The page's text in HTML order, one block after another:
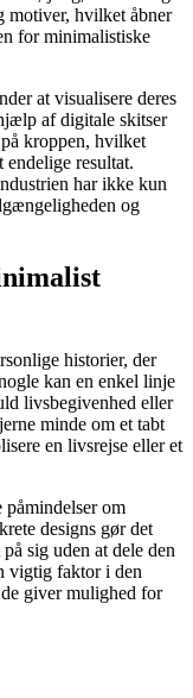
motiver, hvilket åbner
for minimalistiske
at visualisere deres
af digitale skitser
kroppen, hvilket
resultat.
har ikke kun
og
historier, der
kan en enkel linje
livsbegivenhed eller
minde om et tabt
en livsrejse eller et
påmindelser om
designs gør det
sig uden at dele den
vigtig faktor i den
giver mulighed for